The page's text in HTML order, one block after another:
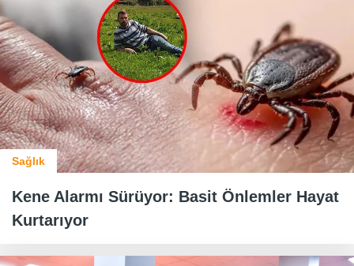
Sağlık
Kene Alarmı Sürüyor: Basit Önlemler Hayat
Kurtarıyor